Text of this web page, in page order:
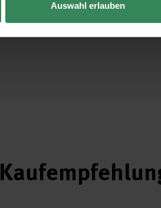
Auswahl erlauben